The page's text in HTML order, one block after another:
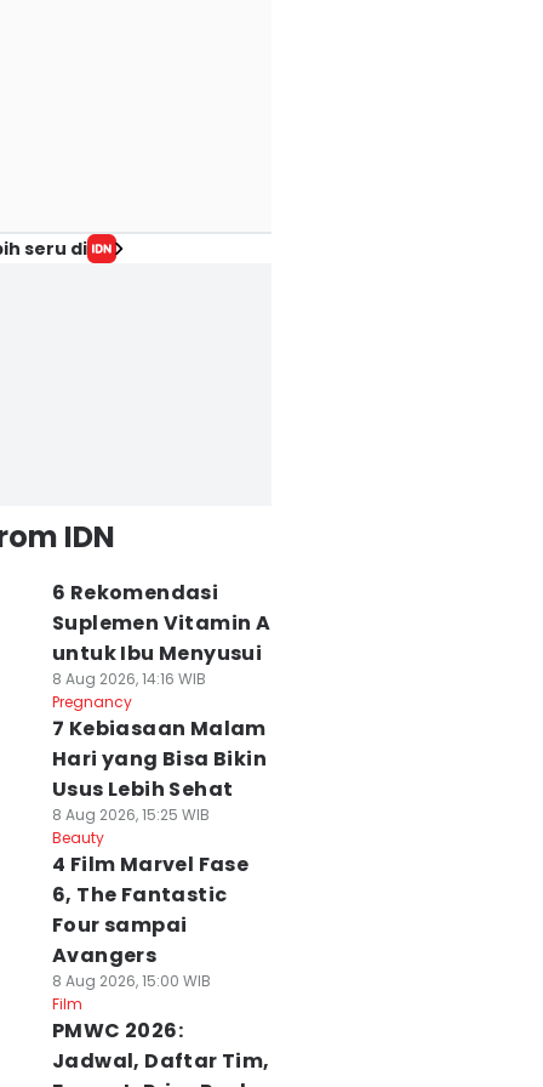
seru di
IDN
6 Rekomendasi
Suplemen Vitamin A
untuk Ibu Menyusui
8 Aug 2026, 14:16 WIB
Pregnancy
7 Kebiasaan Malam
Hari yang Bisa Bikin
Usus Lebih Sehat
8 Aug 2026, 15:25 WIB
Beauty
4 Film Marvel Fase
6, The Fantastic
Four sampai
Avangers
8 Aug 2026, 15:00 WIB
Film
PMWC 2026:
Jadwal, Daftar Tim,